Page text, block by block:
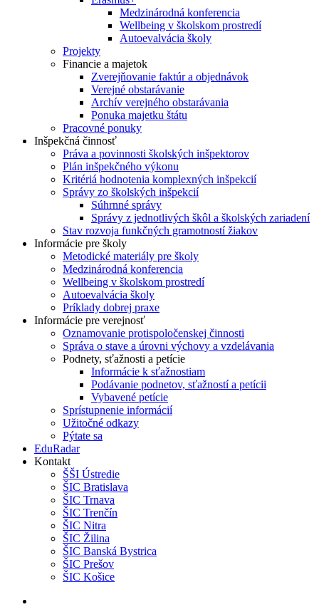
Medzinárodná konferencia
Wellbeing v školskom prostredí
Autoevalvácia školy
Projekty
Financie a majetok
Zverejňovanie faktúr a objednávok
Verejné obstarávanie
Archív verejného obstarávania
Ponuka majetku štátu
Pracovné ponuky
Inšpekčná činnosť
Práva a povinnosti školských inšpektorov
Plán inšpekčného výkonu
Kritériá hodnotenia komplexných inšpekcií
Správy zo školských inšpekcií
Súhrnné správy
Správy z jednotlivých škôl a školských zariadení
Stav rozvoja funkčných gramotností žiakov
Informácie pre školy
Metodické materiály pre školy
Medzinárodná konferencia
Wellbeing v školskom prostredí
Autoevalvácia školy
Príklady dobrej praxe
Informácie pre verejnosť
Oznamovanie protispoločenskej činnosti
Správa o stave a úrovni výchovy a vzdelávania
Podnety, sťažnosti a petície
Informácie k sťažnostiam
Podávanie podnetov, sťažností a petícii
Vybavené petície
Sprístupnenie informácií
Užitočné odkazy
Pýtate sa
EduRadar
Kontakt
ŠŠI Ústredie
ŠIC Bratislava
ŠIC Trnava
ŠIC Trenčín
ŠIC Nitra
ŠIC Žilina
ŠIC Banská Bystrica
ŠIC Prešov
ŠIC Košice